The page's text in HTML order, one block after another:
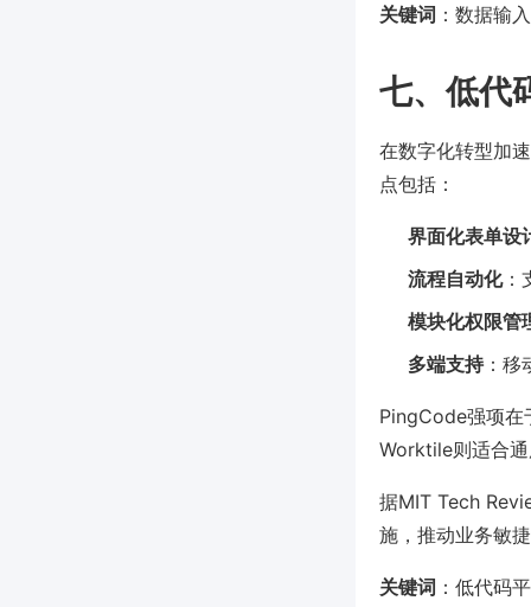
关键词 ：数据输
七、低代
在数字化转型加
点包括：
界面化表单设
流程自动化：
模块化权限管
多端支持：移
PingCode强项在
Worktile则适合
据MIT Tech
施，推动业务敏
关键词 ：低代码